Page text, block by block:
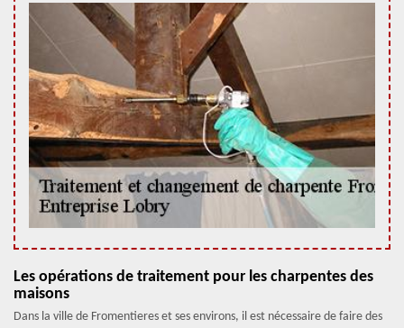
Les opérations de traitement pour les charpentes des
maisons
Dans la ville de Fromentieres et ses environs, il est nécessaire de faire des